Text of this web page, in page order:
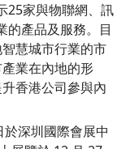
25家與物聯網、訊
的產品及服務。目
慧城市行業的市
業在內地的形
香港公司參與內
深圳國際會展中